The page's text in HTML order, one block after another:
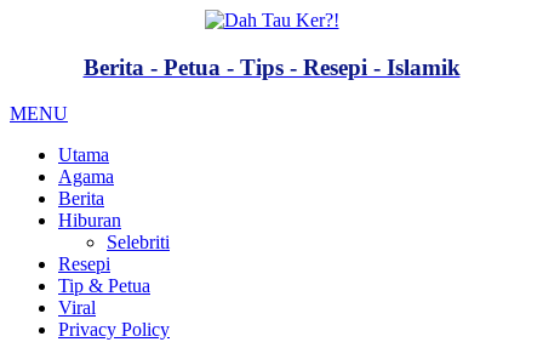
Berita - Petua - Tips - Resepi - Islamik
MENU
Utama
Agama
Berita
Hiburan
Selebriti
Resepi
Tip & Petua
Viral
Privacy Policy